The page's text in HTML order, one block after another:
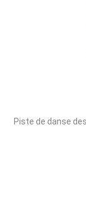
Piste de danse